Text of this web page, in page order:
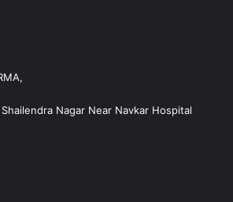
Nagar Near Navkar Hospital